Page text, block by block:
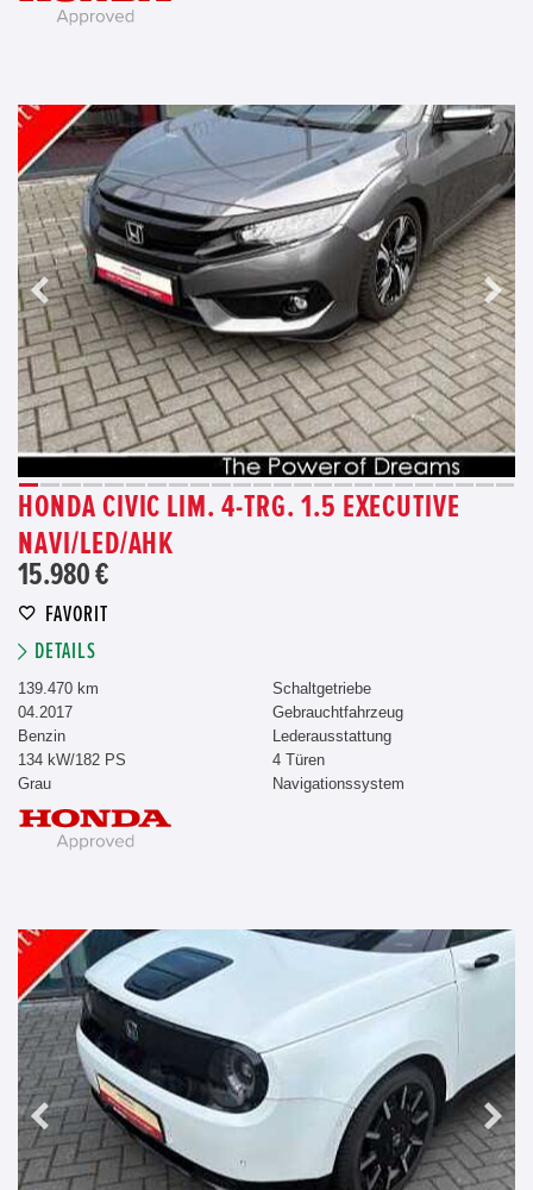
HONDA CIVIC LIM. 4-TRG. 1.5 EXECUTIVE
NAVI/LED/AHK
15.980 €
FAVORIT
DETAILS
139.470 km
04.2017
Benzin
134 kW/182 PS
Grau
Schaltgetriebe
Gebrauchtfahrzeug
Lederausstattung
4 Türen
Navigationssystem